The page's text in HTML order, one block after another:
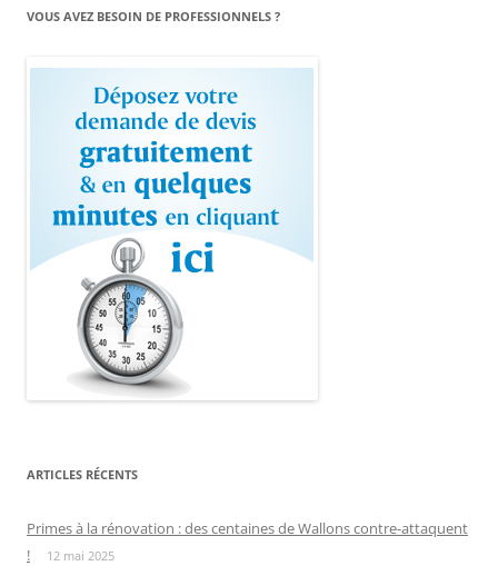
VOUS AVEZ BESOIN DE PROFESSIONNELS ?
ARTICLES RÉCENTS
Primes à la rénovation : des centaines de Wallons contre-attaquent
!
12 mai 2025